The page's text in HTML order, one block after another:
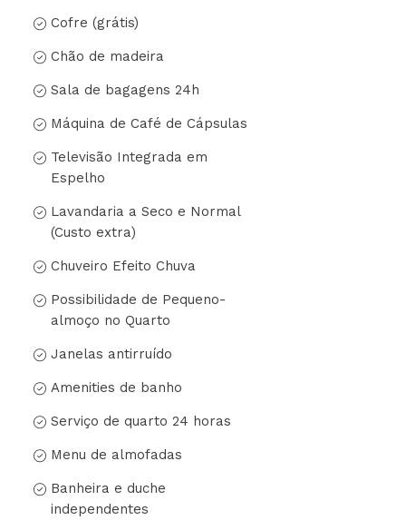
Cofre (grátis)
Chão de madeira
Sala de bagagens 24h
Máquina de Café de Cápsulas
Televisão Integrada em
Espelho
Lavandaria a Seco e Normal
(Custo extra)
Chuveiro Efeito Chuva
Possibilidade de Pequeno-
almoço no Quarto
Janelas antirruído
Amenities de banho
Serviço de quarto 24 horas
Menu de almofadas
Banheira e duche
independentes